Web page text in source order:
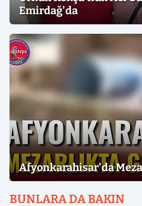
Emirdağ'da
Afyonkarahisar'da
BUNLARA DA BAKIN